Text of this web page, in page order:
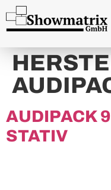
AUDIPACK
STATIV